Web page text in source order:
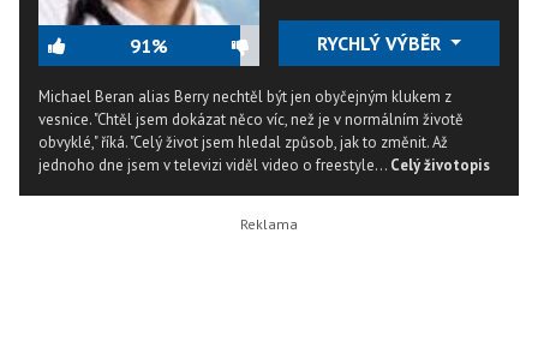
91% RYCHLÝ VÝBĚR
Michael Beran alias Berry nechtěl být jen obyčejným klukem z
vesnice. "Chtěl jsem dokázat něco víc, než je v normálním životě
obvyklé," říká. "Celý život jsem hledal způsob, jak to změnit. Až
jednoho dne jsem v televizi viděl video o freestyle... Celý životopis